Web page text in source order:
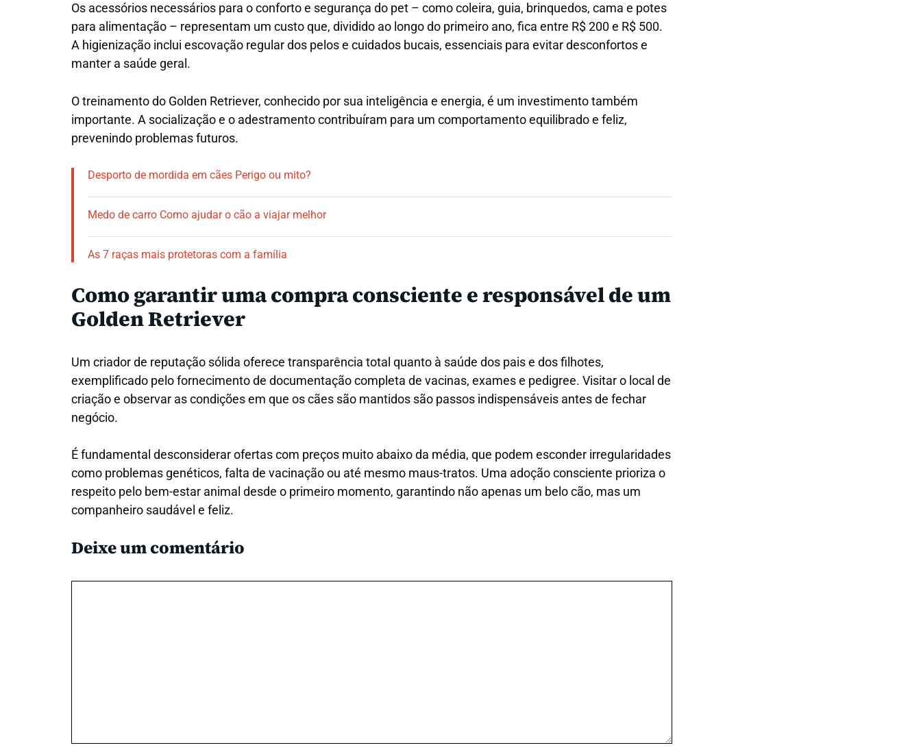
Os acessórios necessários para o conforto e segurança do pet – como coleira, guia, brinquedos, cama e potes
para alimentação – representam um custo que, dividido ao longo do primeiro ano, fica entre R$ 200 e R$ 500.
A higienização inclui escovação regular dos pelos e cuidados bucais, essenciais para evitar desconfortos e
manter a saúde geral.
O treinamento do Golden Retriever, conhecido por sua inteligência e energia, é um investimento também
importante. A socialização e o adestramento contribuíram para um comportamento equilibrado e feliz,
prevenindo problemas futuros.
Desporto de mordida em cães Perigo ou mito?
Medo de carro Como ajudar o cão a viajar melhor
As 7 raças mais protetoras com a família
Como garantir uma compra consciente e responsável de um
Golden Retriever
Um criador de reputação sólida oferece transparência total quanto à saúde dos pais e dos filhotes,
exemplificado pelo fornecimento de documentação completa de vacinas, exames e pedigree. Visitar o local de
criação e observar as condições em que os cães são mantidos são passos indispensáveis antes de fechar
negócio.
É fundamental desconsiderar ofertas com preços muito abaixo da média, que podem esconder irregularidades
como problemas genéticos, falta de vacinação ou até mesmo maus-tratos. Uma adoção consciente prioriza o
respeito pelo bem-estar animal desde o primeiro momento, garantindo não apenas um belo cão, mas um
companheiro saudável e feliz.
Deixe um comentário